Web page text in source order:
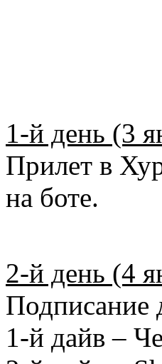
1-й день (3
Прилет в
на боте.
2-й день (4
Подписание
1-й дайв –